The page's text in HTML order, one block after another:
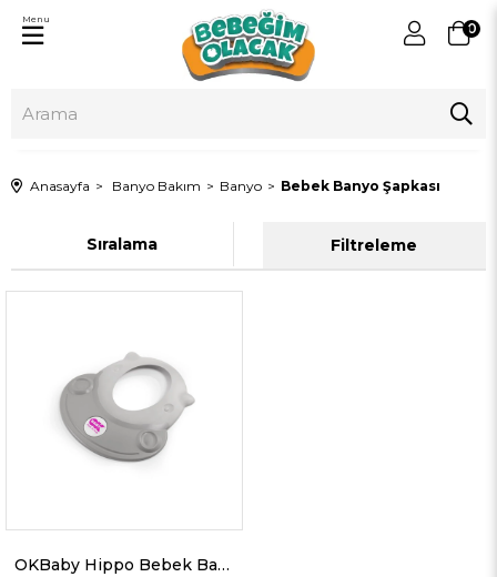
0
Menu
Anasayfa Banyo Bakım Banyo Bebek Banyo Şapkası
Filtreleme
Sıralama
OKBaby Hippo Bebek Banyo Duş Şapkası A. Gri